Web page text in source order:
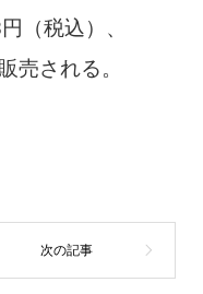
（税込）、
売される。